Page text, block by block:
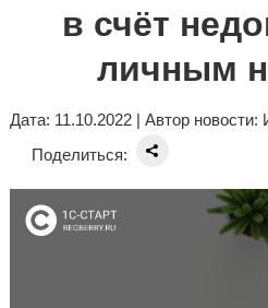
в счёт
личным
Дата: 11.10.2022 | Автор новости:
Поделиться: